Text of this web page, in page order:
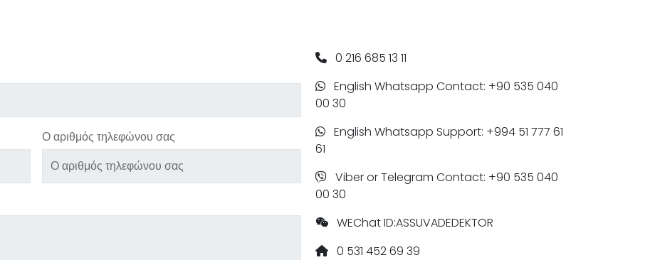
Ο αριθμός τηλεφώνου σας
0 216 685 13 11
English Whatsapp Contact: +90 535 040
00 30
English Whatsapp Support: +994 51 777 61
61
Viber or Telegram Contact: +90 535 040
00 30
WEChat ID:ASSUVADEDEKTOR
0 531 452 69 39